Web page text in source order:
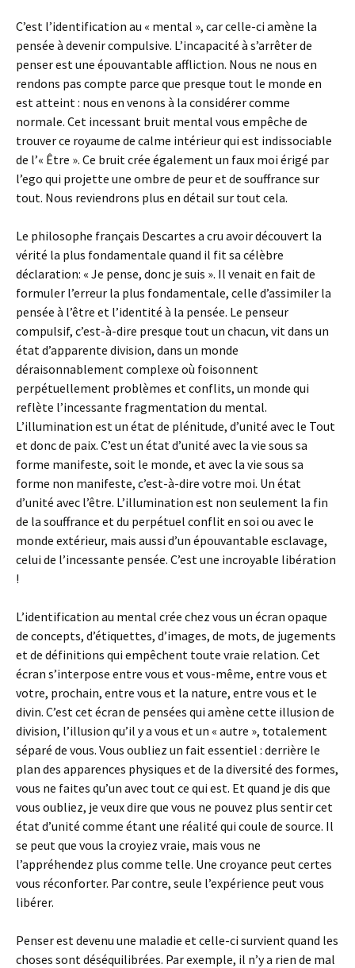
C’est l’identification au « mental », car celle-ci amène la
pensée à devenir compulsive. L’incapacité à s’arrêter de
penser est une épouvantable affliction. Nous ne nous en
rendons pas compte parce que presque tout le monde en
est atteint : nous en venons à la considérer comme
normale. Cet incessant bruit mental vous empêche de
trouver ce royaume de calme intérieur qui est indissociable
de l’« Être ». Ce bruit crée également un faux moi érigé par
l’ego qui projette une ombre de peur et de souffrance sur
tout. Nous reviendrons plus en détail sur tout cela.
Le philosophe français Descartes a cru avoir découvert la
vérité la plus fondamentale quand il fit sa célèbre
déclaration: « Je pense, donc je suis ». Il venait en fait de
formuler l’erreur la plus fondamentale, celle d’assimiler la
pensée à l’être et l’identité à la pensée. Le penseur
compulsif, c’est-à-dire presque tout un chacun, vit dans un
état d’apparente division, dans un monde
déraisonnablement complexe où foisonnent
perpétuellement problèmes et conflits, un monde qui
reflète l’incessante fragmentation du mental.
L’illumination est un état de plénitude, d’unité avec le Tout
et donc de paix. C’est un état d’unité avec la vie sous sa
forme manifeste, soit le monde, et avec la vie sous sa
forme non manifeste, c’est-à-dire votre moi. Un état
d’unité avec l’être. L’illumination est non seulement la fin
de la souffrance et du perpétuel conflit en soi ou avec le
monde extérieur, mais aussi d’un épouvantable esclavage,
celui de l’incessante pensée. C’est une incroyable libération
!
L’identification au mental crée chez vous un écran opaque
de concepts, d’étiquettes, d’images, de mots, de jugements
et de définitions qui empêchent toute vraie relation. Cet
écran s’interpose entre vous et vous-même, entre vous et
votre, prochain, entre vous et la nature, entre vous et le
divin. C’est cet écran de pensées qui amène cette illusion de
division, l’illusion qu’il y a vous et un « autre », totalement
séparé de vous. Vous oubliez un fait essentiel : derrière le
plan des apparences physiques et de la diversité des formes,
vous ne faites qu’un avec tout ce qui est. Et quand je dis que
vous oubliez, je veux dire que vous ne pouvez plus sentir cet
état d’unité comme étant une réalité qui coule de source. Il
se peut que vous la croyiez vraie, mais vous ne
l’appréhendez plus comme telle. Une croyance peut certes
vous réconforter. Par contre, seule l’expérience peut vous
libérer.
Penser est devenu une maladie et celle-ci survient quand les
choses sont déséquilibrées. Par exemple, il n’y a rien de mal